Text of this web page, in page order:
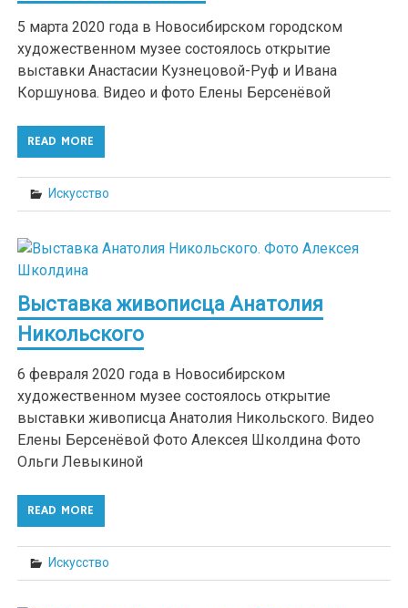
5 марта 2020 года в Новосибирском городском
художественном музее состоялось открытие
выставки Анастасии Кузнецовой-Руф и Ивана
Коршунова. Видео и фото Елены Берсенёвой
READ MORE
Искусство
Выставка живописца Анатолия
Никольского
6 февраля 2020 года в Новосибирском
художественном музее состоялось открытие
выставки живописца Анатолия Никольского. Видео
Елены Берсенёвой Фото Алексея Школдина Фото
Ольги Левыкиной
READ MORE
Искусство